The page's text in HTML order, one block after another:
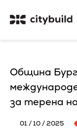
Община
за терена
01 / 10 / 2025